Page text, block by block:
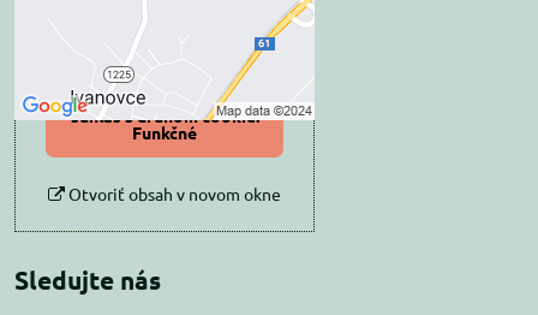
Povoliť tentokrát
Povoliť a zapamätať -
súhlas s druhom cookie:
Funkčné
Otvoriť obsah v novom okne
Sledujte nás